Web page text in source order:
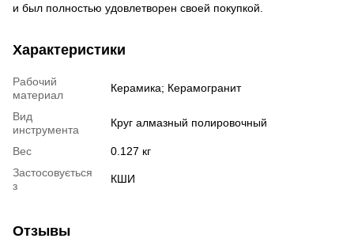
и был полностью удовлетворен своей покупкой.
Характеристики
Рабочий
материал
Керамика; Керамогранит
Вид
инструмента
Круг алмазный полировочный
Вес
0.127 кг
Застосовується
з
КШИ
Отзывы